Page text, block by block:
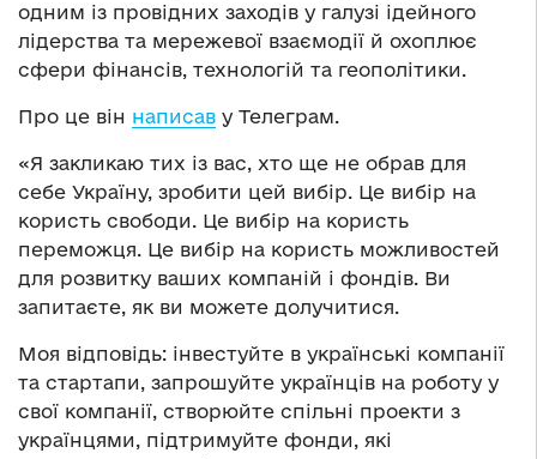
одним із провідних заходів у галузі ідейного
лідерства та мережевої взаємодії й охоплює
сфери фінансів, технологій та геополітики.
Про це він написав у Телеграм.
«Я закликаю тих із вас, хто ще не обрав для
себе Україну, зробити цей вибір. Це вибір на
користь свободи. Це вибір на користь
переможця. Це вибір на користь можливостей
для розвитку ваших компаній і фондів. Ви
запитаєте, як ви можете долучитися.
Моя відповідь: інвестуйте в українські компанії
та стартапи, запрошуйте українців на роботу у
свої компанії, створюйте спільні проекти з
українцями, підтримуйте фонди, які